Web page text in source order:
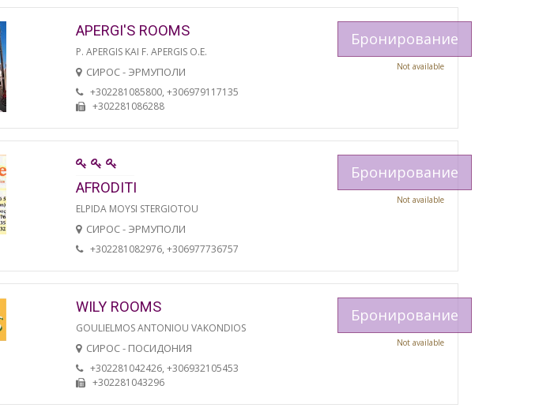
APERGI'S ROOMS
P. APERGIS KAI F. APERGIS O.E.
СИРОС - ЭРМУПОЛИ
+302281085800, +306979117135
+302281086288
Бронирование
Not available
AFRODITI
ELPIDA MOYSI STERGIOTOU
СИРОС - ЭРМУПОЛИ
+302281082976, +306977736757
Бронирование
Not available
WILY ROOMS
GOULIELMOS ANTONIOU VAKONDIOS
СИРОС - ПОСИДОНИЯ
+302281042426, +306932105453
+302281043296
Бронирование
Not available